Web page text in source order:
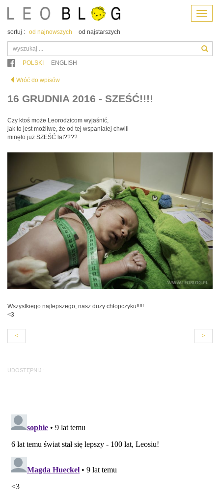
Menu
Wróć do wpisów
sortuj : od najnowszych od najstarszych
POLSKI ENGLISH
16 GRUDNIA 2016 - SZEŚĆ!!!!
Czy ktoś może Leorodzicom wyjaśnić,
jak to jest możliwe, że od tej wspaniałej chwili
minęło już SZEŚĆ lat????
Wszystkiego najlepszego, nasz duży chłopczyku!!!!!
<3
< >
UDOSTĘPNIJ :